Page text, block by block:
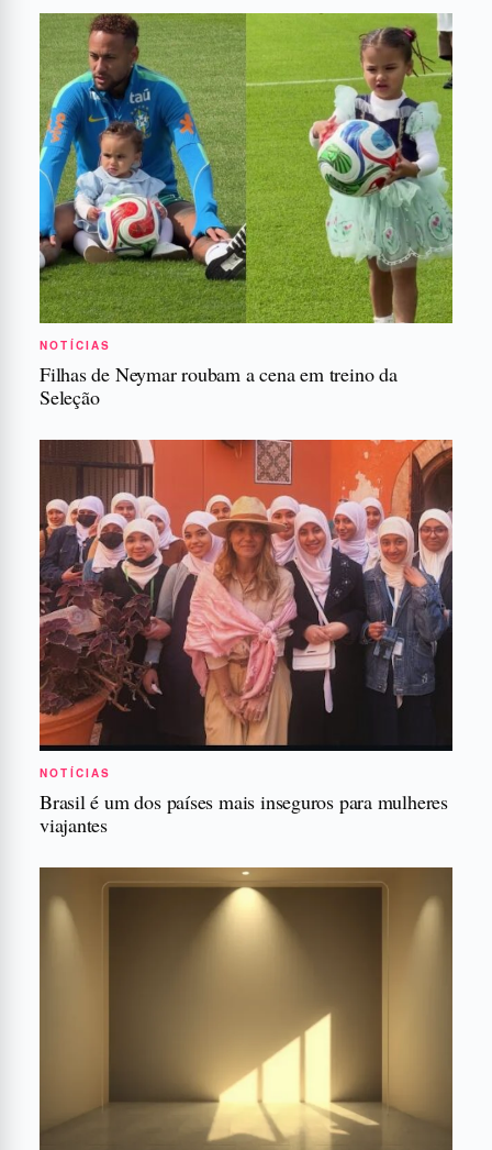
NOTÍCIAS
Filhas de Neymar roubam a cena em treino da
Seleção
NOTÍCIAS
Brasil é um dos países mais inseguros para mulheres
viajantes